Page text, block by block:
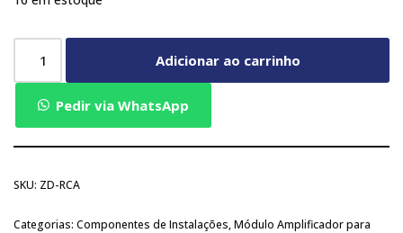
Adicionar ao carrinho
Pedir via WhatsApp
SKU: ZD-RCA
Categorias: Componentes de Instalações,Módulo Amplificador para